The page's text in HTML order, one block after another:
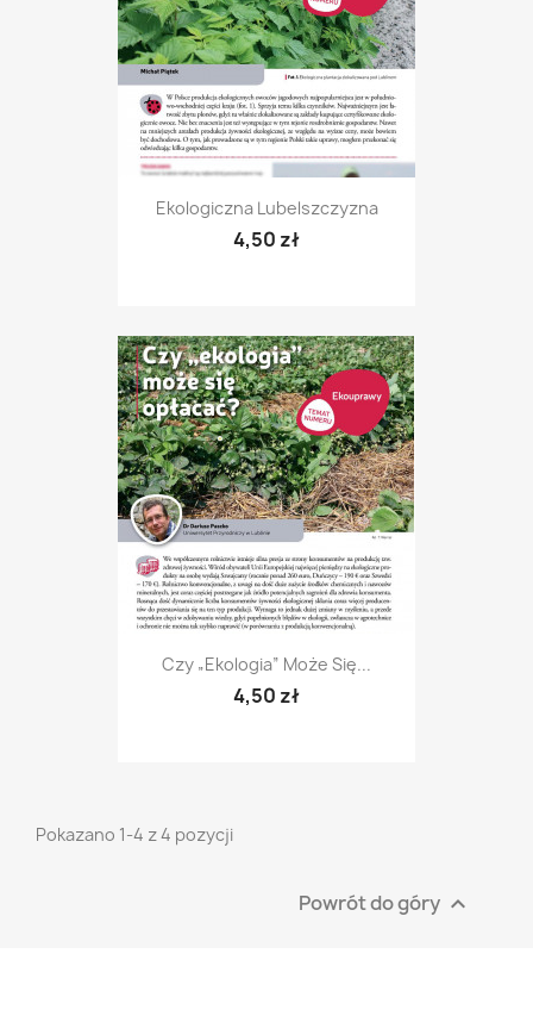
Ekologiczna Lubelszczyzna
4,50 zł
Czy „ekologia” Może Się...
4,50 zł
Pokazano 1-4 z 4 pozycji
Powrót do góry 